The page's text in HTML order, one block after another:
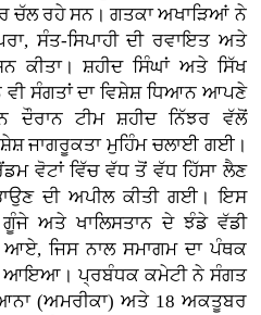
ਰਹੇ ਸਨ। ਗਤਕਾ ਅਖਾੜਿਆਂ ਨੇ
ਸੰਤ-ਸਿਪਾਹੀ ਦੀ ਰਵਾਇਤ ਅਤੇ
ਕੀਤਾ। ਸ਼ਹੀਦ ਸਿੰਘਾਂ ਅਤੇ ਸਿੱਖ
ਵੀ ਸੰਗਤਾਂ ਦਾ ਵਿਸ਼ੇਸ਼ ਧਿਆਨ ਆਪਣੇ
ਦੌਰਾਨ ਟੀਮ ਸ਼ਹੀਦ ਨਿੱਝਰ ਵੱਲੋਂ
ਜਾਗਰੂਕਤਾ ਮੁਹਿੰਮ ਚਲਾਈ ਗਈ।
ਵੋਟਾਂ ਵਿੱਚ ਵੱਧ ਤੋਂ ਵੱਧ ਹਿੱਸਾ ਲੈਣ
ਦੀ ਅਪੀਲ ਕੀਤੀ ਗਈ। ਇਸ
ਗੂੰਜੇ ਅਤੇ ਖਾਲਿਸਤਾਨ ਦੇ ਝੰਡੇ ਵੱਡੀ
ਆਏ, ਜਿਸ ਨਾਲ ਸਮਾਗਮ ਦਾ ਪੰਥਕ
ਆਇਆ। ਪ੍ਰਬੰਧਕ ਕਮੇਟੀ ਨੇ ਸੰਗਤ
(ਅਮਰੀਕਾ) ਅਤੇ 18 ਅਕਤੂਬਰ